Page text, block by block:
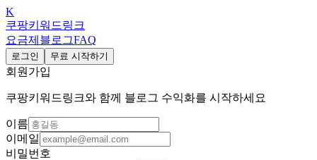
K
쿠팡키워드링크
요금제 블로그FAQ
로그인 무료 시작하기
회원가입
쿠팡키워드링크와 함께 블로그 수익화를 시작하세요
이름
이메일
비밀번호